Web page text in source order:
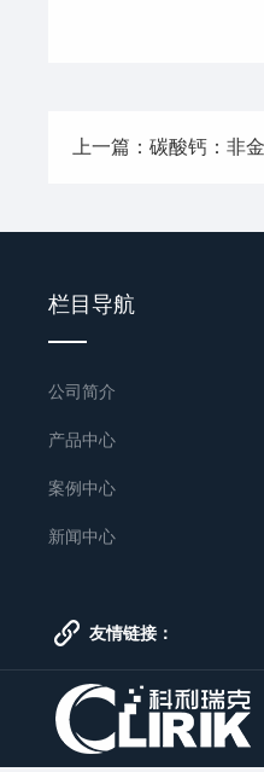
上一篇：碳酸钙：非
栏目导航
公司简介
产品中心
案例中心
新闻中心
友情链接：